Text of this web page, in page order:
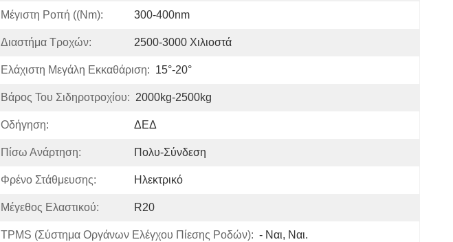
Μέγιστη Ροπή ((Nm): 300-400nm
Διαστήμα Τροχών: 2500-3000 Χιλιοστά
Ελάχιστη Μεγάλη Εκκαθάριση: 15°-20°
Βάρος Του Σιδηροτροχίου: 2000kg-2500kg
Οδήγηση: ΔΕΔ
Πίσω Ανάρτηση: Πολυ-Σύνδεση
Φρένο Στάθμευσης: Ηλεκτρικό
Μέγεθος Ελαστικού: R20
TPMS (σύστημα Οργάνων Ελέγχου Πίεσης Ροδών): - Ναι, Ναι.